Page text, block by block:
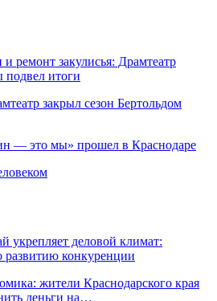
ремонт закулисья: Драмтеатр
подвел итоги
закрыл сезон Бертольдом
— это мы» прошел в Краснодаре
укрепляет деловой климат:
развитию конкуренции
жители Краснодарского края
деньги на…